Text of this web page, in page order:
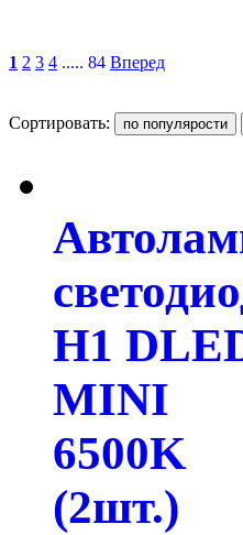
1 2 3 4 ..... 84 Вперед
Сортировать:
H1
MINI
6500K
(2шт.)